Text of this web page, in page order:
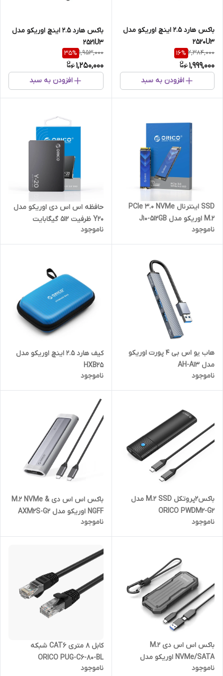
باکس هارد 2.5 اینچ اوریکو مدل
2520U3
2,384,000
16%
1,999,000
افزودن به سبد
باکس هارد 2.5 اینچ اوریکو مدل
2521U3
1,953,000
35%
1,250,000
افزودن به سبد
SSD اینترنال PCIe 3.0 NVMe
M.2 اوریکو مدل J10-512GB
ناموجود
حافظه اس‌ اس‌ دی اوریکو مدل
Y20 ظرفیت 512 گیگابایت
ناموجود
هاب یو اس بی ۴ پورت اوریکو
مدل AH-A13
ناموجود
کیف هارد 2.5 اینچ اوریکو مدل
HXB25
ناموجود
باکس2پروتکل M.2 SSD مدل
ORICO PWDM2-G2
ناموجود
باکس اس اس دی M.2 NVMe &
NGFF اوریکو مدل AXM2S-G2
ناموجود
باکس اس اس دی M.2
NVMe/SATA اوریکو مدل
OXS2C3-G2
ناموجود
کابل 8 متری CAT6 شبکه
ORICO PUG-C6-80-BL
ناموجود